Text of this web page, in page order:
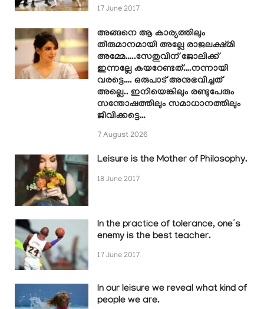
17 June 2017
അങ്ങനെ ആ കാര്യത്തിലും
തീരുമാനമായി അല്ലേ രാജലക്ഷ്മി
അമ്മേ…..സേതുവിന് ജോലിക്ക്
ഇന്നല്ലേ കയറേണ്ടത്….നന്നായി
വരട്ടെ…. ഒരുപാട് അനുഭവിച്ചത്
അല്ലെ.. ഇനിയെങ്കിലും രണ്ടുപേരും
സന്തോഷത്തിലും സമാധാനത്തിലും
ജീവിക്കട്ടെ…
7 August 2026
Leisure is the Mother of Philosophy.
18 June 2017
In the practice of tolerance, one’s
enemy is the best teacher.
17 June 2017
In our leisure we reveal what kind of
people we are.